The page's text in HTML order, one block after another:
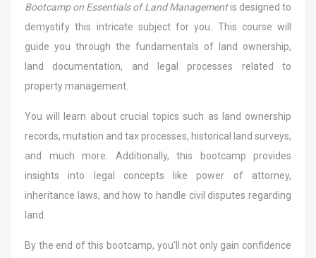
Bootcamp on Essentials of Land Managementis designed to
demystify this intricate subject for you. This course will
guide you through the fundamentals of land ownership,
land documentation, and legal processes related to
property management.
You will learn about crucial topics such as land ownership
records, mutation and tax processes, historical land surveys,
and much more. Additionally, this bootcamp provides
insights into legal concepts like power of attorney,
inheritance laws, and how to handle civil disputes regarding
land.
By the end of this bootcamp, you'll not only gain confidence